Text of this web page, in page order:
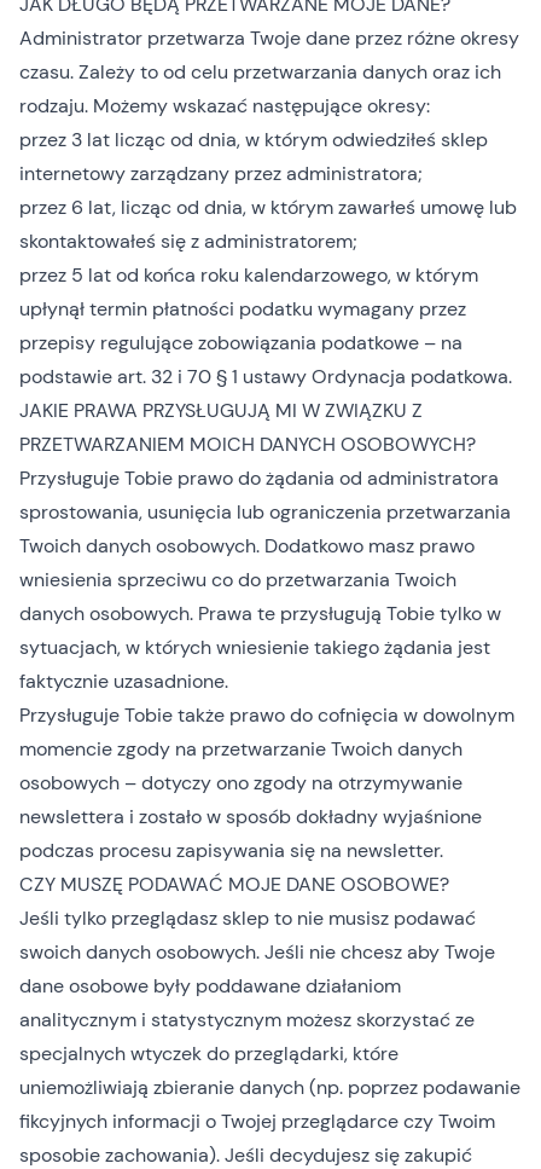
Administrator przetwarza Twoje dane przez różne okresy
czasu. Zależy to od celu przetwarzania danych oraz ich
rodzaju. Możemy wskazać następujące okresy:
przez 3 lat licząc od dnia, w którym odwiedziłeś sklep
internetowy zarządzany przez administratora;
przez 6 lat, licząc od dnia, w którym zawarłeś umowę lub
skontaktowałeś się z administratorem;
przez 5 lat od końca roku kalendarzowego, w którym
upłynął termin płatności podatku wymagany przez
przepisy regulujące zobowiązania podatkowe – na
podstawie art. 32 i 70 § 1 ustawy Ordynacja podatkowa.
JAKIE PRAWA PRZYSŁUGUJĄ MI W ZWIĄZKU Z
PRZETWARZANIEM MOICH DANYCH OSOBOWYCH?
Przysługuje Tobie prawo do żądania od administratora
sprostowania, usunięcia lub ograniczenia przetwarzania
Twoich danych osobowych. Dodatkowo masz prawo
wniesienia sprzeciwu co do przetwarzania Twoich
danych osobowych. Prawa te przysługują Tobie tylko w
sytuacjach, w których wniesienie takiego żądania jest
faktycznie uzasadnione.
Przysługuje Tobie także prawo do cofnięcia w dowolnym
momencie zgody na przetwarzanie Twoich danych
osobowych – dotyczy ono zgody na otrzymywanie
newslettera i zostało w sposób dokładny wyjaśnione
podczas procesu zapisywania się na newsletter.
CZY MUSZĘ PODAWAĆ MOJE DANE OSOBOWE?
Jeśli tylko przeglądasz sklep to nie musisz podawać
swoich danych osobowych. Jeśli nie chcesz aby Twoje
dane osobowe były poddawane działaniom
analitycznym i statystycznym możesz skorzystać ze
specjalnych wtyczek do przeglądarki, które
uniemożliwiają zbieranie danych (np. poprzez podawanie
fikcyjnych informacji o Twojej przeglądarce czy Twoim
sposobie zachowania). Jeśli decydujesz się zakupić